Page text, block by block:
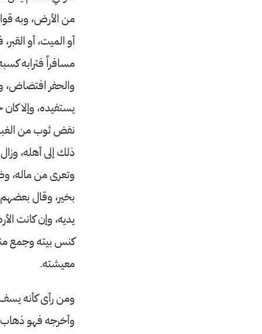
من الأرض، وبه
أو الميت، أو
مسافراً فترابه
والحفر افتضاض،
يستفيده، وإلا
نفض ثوب من
ذلك إلى أهله،
وتعرى من ماله،
بخير، وقال
يديه، وإن كانت
كنس بيته وجمع
معيشته.
ومن رأى كأنه يسف
وأخرجه فهو ذهاب